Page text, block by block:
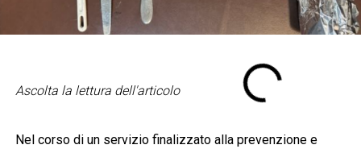
Ascolta la lettura dell'articolo
Nel corso di un servizio finalizzato alla prevenzione e